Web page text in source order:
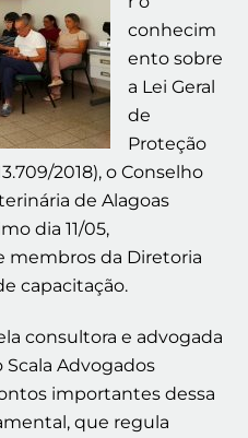
conhecim
ento sobre
a Lei Geral
de
Proteção
2018), o Conselho
de Alagoas
dia 11/05,
membros da Diretoria
capacitação.
consultora e advogada
Scala Advogados
importantes dessa
que regula